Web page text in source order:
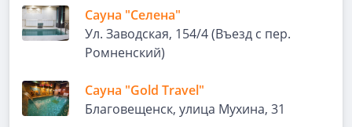
Сауна "Селена"
Ул. Заводская, 154/4 (Въезд с пер.
Ромненский)
Сауна "Gold Travel"
Благовещенск, улица Мухина, 31